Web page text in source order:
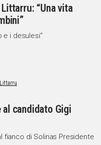
“Una vita
e i desulesi”
candidato Gigi
fianco di Solinas Presidente